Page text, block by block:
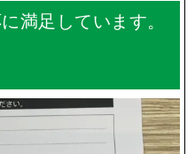
満足しています。